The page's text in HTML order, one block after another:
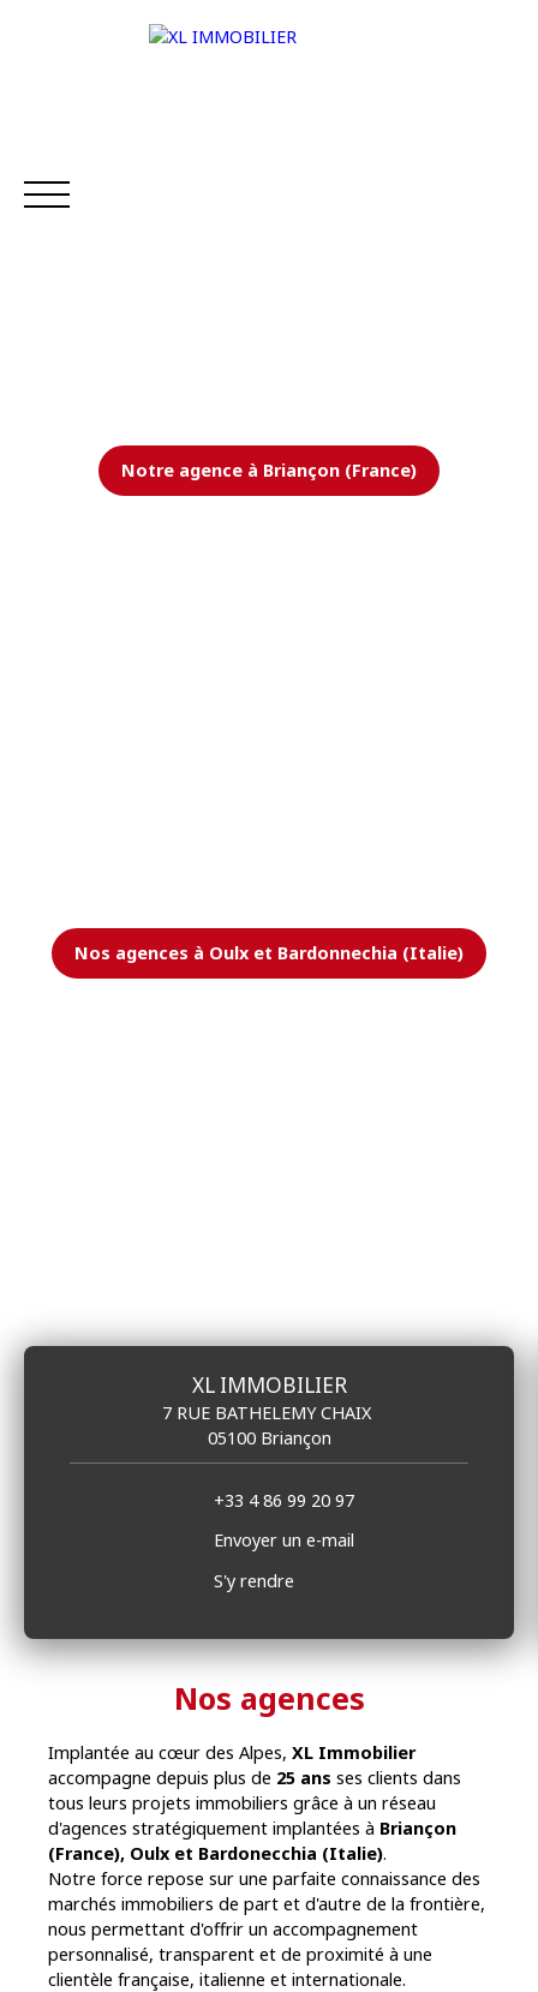
Estimation
Notre agence à Briançon (France)
Nos agences à Oulx et Bardonnechia (Italie)
XL IMMOBILIER
7 RUE BATHELEMY CHAIX
05100 Briançon
+33 4 86 99 20 97
Envoyer un e-mail
S'y rendre
Nos agences
Implantée au cœur des Alpes, XL Immobilier
accompagne depuis plus de 25 ans ses clients dans
tous leurs projets immobiliers grâce à un réseau
d'agences stratégiquement implantées à Briançon
(France), Oulx et Bardonecchia (Italie).
Notre force repose sur une parfaite connaissance des
marchés immobiliers de part et d'autre de la frontière,
nous permettant d'offrir un accompagnement
personnalisé, transparent et de proximité à une
clientèle française, italienne et internationale.